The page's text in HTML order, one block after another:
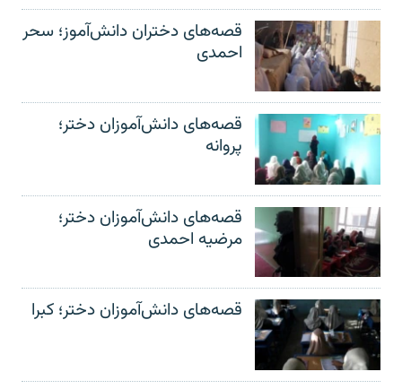
قصه‌های دختران دانش‌آموز؛ سحر
احمدی
قصه‌های دانش‌آموزان دختر؛
پروانه
قصه‌های دانش‌آموزان دختر؛
مرضیه احمدی
قصه‌های دانش‌آموزان دختر؛ کبرا